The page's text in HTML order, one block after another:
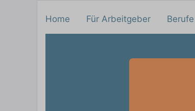
Home Für Arbeitgeber Berufe